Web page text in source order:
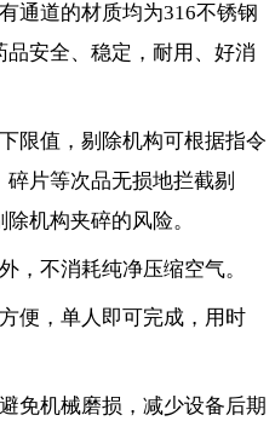
通道的材质均为316不锈钢
安全、稳定，耐用、好消
限值，剔除机构可根据指令
片等次品无损地拦截剔
机构夹碎的风险。
，不消耗纯净压缩空气。
便，单人即可完成，用时
免机械磨损，减少设备后期